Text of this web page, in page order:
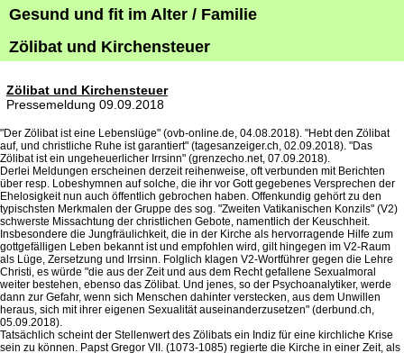
Gesund und fit im Alter / Familie
Zölibat und Kirchensteuer
Zölibat und Kirchensteuer
Pressemeldung 09.09.2018
"Der Zölibat ist eine Lebenslüge" (ovb-online.de, 04.08.2018). "Hebt den Zölibat
auf, und christliche Ruhe ist garantiert" (tagesanzeiger.ch, 02.09.2018). "Das
Zölibat ist ein ungeheuerlicher Irrsinn" (grenzecho.net, 07.09.2018).
Derlei Meldungen erscheinen derzeit reihenweise, oft verbunden mit Berichten
über resp. Lobeshymnen auf solche, die ihr vor Gott gegebenes Versprechen der
Ehelosigkeit nun auch öffentlich gebrochen haben. Offenkundig gehört zu den
typischsten Merkmalen der Gruppe des sog. "Zweiten Vatikanischen Konzils" (V2)
schwerste Missachtung der christlichen Gebote, namentlich der Keuschheit.
Insbesondere die Jungfräulichkeit, die in der Kirche als hervorragende Hilfe zum
gottgefälligen Leben bekannt ist und empfohlen wird, gilt hingegen im V2-Raum
als Lüge, Zersetzung und Irrsinn. Folglich klagen V2-Wortführer gegen die Lehre
Christi, es würde "die aus der Zeit und aus dem Recht gefallene Sexualmoral
weiter bestehen, ebenso das Zölibat. Und jenes, so der Psychoanalytiker, werde
dann zur Gefahr, wenn sich Menschen dahinter verstecken, aus dem Unwillen
heraus, sich mit ihrer eigenen Sexualität auseinanderzusetzen" (derbund.ch,
05.09.2018).
Tatsächlich scheint der Stellenwert des Zölibats ein Indiz für eine kirchliche Krise
sein zu können. Papst Gregor VII. (1073-1085) regierte die Kirche in einer Zeit, als